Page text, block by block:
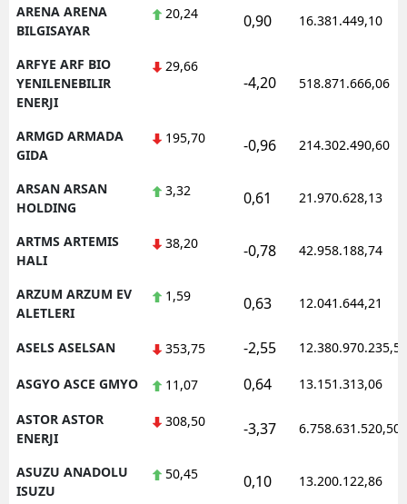
ARENA ARENA
BILGISAYAR
20,24 0,90 16.381.449,10
ARFYE ARF BIO
YENILENEBILIR
ENERJI
29,66
-4,20 518.871.666,06
ARMGD ARMADA
GIDA
195,70 -0,96 214.302.490,60
ARSAN ARSAN
HOLDING
3,32 0,61 21.970.628,13
ARTMS ARTEMIS
HALI
38,20 -0,78 42.958.188,74
ARZUM ARZUM EV
ALETLERI
1,59 0,63 12.041.644,21
ASELS ASELSAN 353,75 -2,55 12.380.970.235,50
ASGYO ASCE GMYO 11,07 0,64 13.151.313,06
ASTOR ASTOR
ENERJI
308,50 -3,37 6.758.631.520,50
ASUZU ANADOLU
ISUZU
50,45 0,10 13.200.122,86